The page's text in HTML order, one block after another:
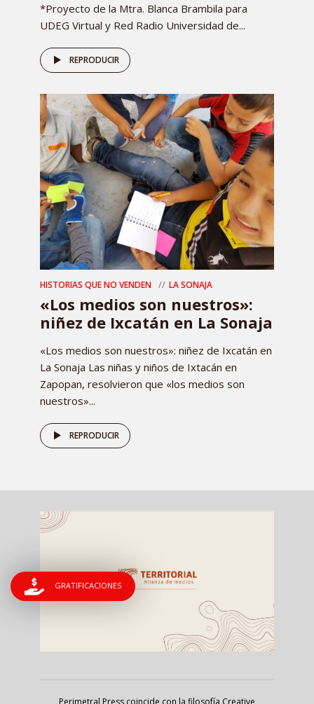
*Proyecto de la Mtra. Blanca Brambila para
UDEG Virtual y Red Radio Universidad de...
REPRODUCIR
HISTORIAS QUE NO VENDEN LA SONAJA
«Los medios son nuestros»:
niñez de Ixcatán en La Sonaja
«Los medios son nuestros»: niñez de Ixcatán en
La Sonaja Las niñas y niños de Ixtacán en
Zapopan, resolvieron que «los medios son
nuestros»...
REPRODUCIR
GRATIFICACIONES